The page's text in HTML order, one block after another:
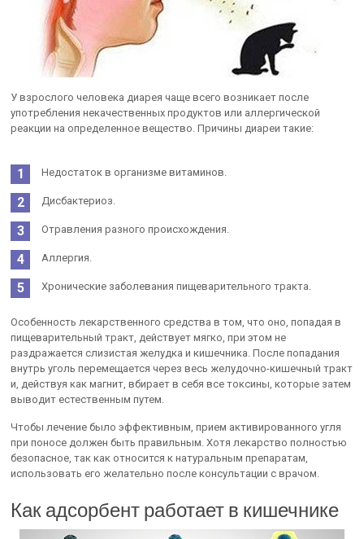
У взрослого человека диарея чаще всего возникает после
употребления некачественных продуктов или аллергической
реакции на определенное вещество. Причины диареи такие:
Недостаток в организме витаминов.
Дисбактериоз.
Отравления разного происхождения.
Аллергия.
Хронические заболевания пищеварительного тракта.
Особенность лекарственного средства в том, что оно, попадая в
пищеварительный тракт, действует мягко, при этом не
раздражается слизистая желудка и кишечника. После попадания
внутрь уголь перемещается через весь желудочно-кишечный тракт
и, действуя как магнит, вбирает в себя все токсины, которые затем
выводит естественным путем.
Чтобы лечение было эффективным, прием активированного угля
при поносе должен быть правильным. Хотя лекарство полностью
безопасное, так как относится к натуральным препаратам,
использовать его желательно после консультации с врачом.
Как адсорбент работает в кишечнике